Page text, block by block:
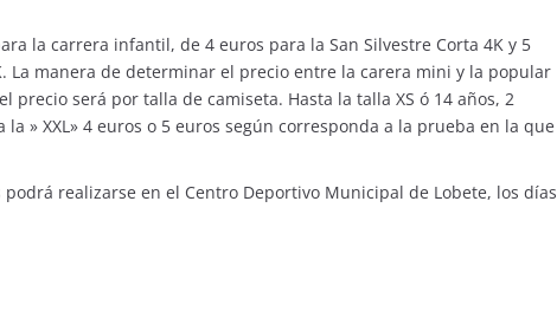
la carrera infantil, de 4 euros para la San Silvestre Corta 4K y 5
La manera de determinar el precio entre la carera mini y la popular
precio será por talla de camiseta. Hasta la talla XS ó 14 años, 2
» XXL» 4 euros o 5 euros según corresponda a la prueba en la que
realizarse en el Centro Deportivo Municipal de Lobete, los días